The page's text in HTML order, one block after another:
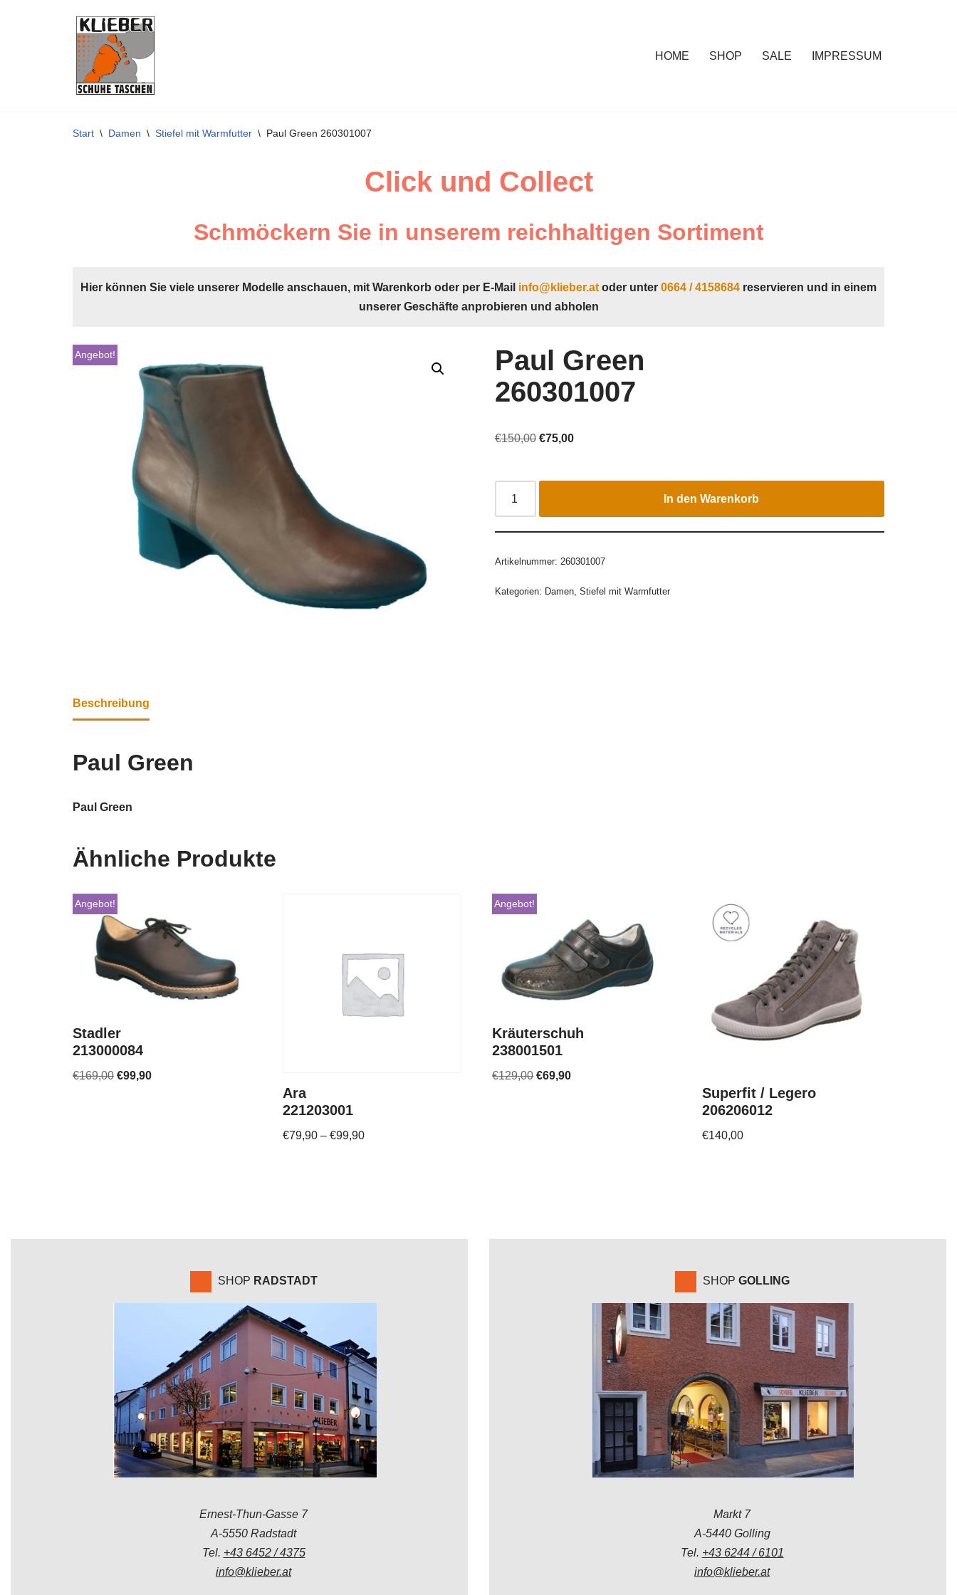
HOME SHOP SALE IMPRESSUM
Start \ Damen \ Stiefel mit Warmfutter \ Paul Green 260301007
Click und Collect
Schmöckern Sie in unserem reichhaltigen Sortiment
Hier können Sie viele unserer Modelle anschauen, mit Warenkorb oder per E-Mail info@klieber.at oder unter 0664 / 4158684 reservieren und in einem
unserer Geschäfte anprobieren und abholen
Angebot!
Paul Green
260301007
€150,00 €75,00
In den Warenkorb
Artikelnummer: 260301007
Kategorien: Damen, Stiefel mit Warmfutter
Beschreibung
Paul Green
Paul Green
Ähnliche Produkte
Angebot!
Stadler
213000084
€169,00 €99,90
Ara
221203001
€79,90 – €99,90
Angebot!
Kräuterschuh
238001501
€129,00 €69,90
Superfit / Legero
206206012
€140,00
SHOP RADSTADT
Ernest-Thun-Gasse 7
A-5550 Radstadt
Tel. +43 6452 / 4375
info@klieber.at
SHOP GOLLING
Markt 7
A-5440 Golling
Tel. +43 6244 / 6101
info@klieber.at